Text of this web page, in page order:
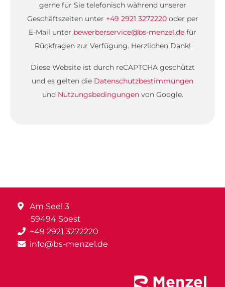
gerne für Sie telefonisch während unserer
Geschäftszeiten unter +49 2921 3272220oder per
E-Mail unter bewerberservice@bs-menzel.de für
Rückfragen zur Verfügung. Herzlichen Dank!
Diese Website ist durch reCAPTCHA geschützt
und es gelten die Datenschutzbestimmungen
und Nutzungsbedingungenvon Google.
Am Seel 3
59494 Soest
+49 2921 3272220
info@bs-menzel.de